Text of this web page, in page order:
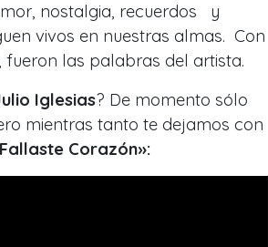
nostalgia, recuerdos y
vivos en nuestras almas. Con
, fueron las palabras del artista.
Iglesias? De momento sólo
mientras tanto te dejamos con
Fallaste Corazón»: